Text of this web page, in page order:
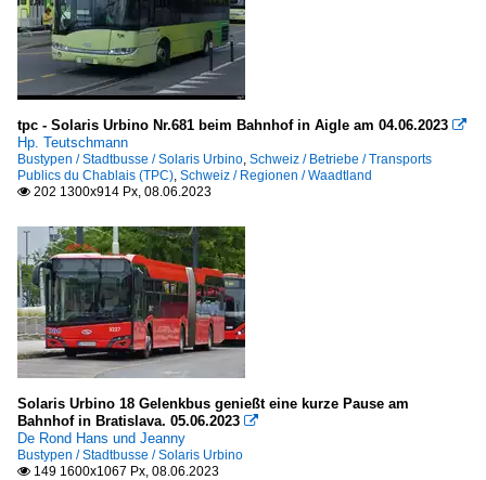
tpc - Solaris Urbino Nr.681 beim Bahnhof in Aigle am 04.06.2023 
Hp. Teutschmann
Bustypen / Stadtbusse / Solaris Urbino, Schweiz / Betriebe / Transports
Publics du Chablais (TPC), Schweiz / Regionen / Waadtland
 202 1300x914 Px, 08.06.2023
Solaris Urbino 18 Gelenkbus genießt eine kurze Pause am
Bahnhof in Bratislava. 05.06.2023 
De Rond Hans und Jeanny
Bustypen / Stadtbusse / Solaris Urbino
 149 1600x1067 Px, 08.06.2023